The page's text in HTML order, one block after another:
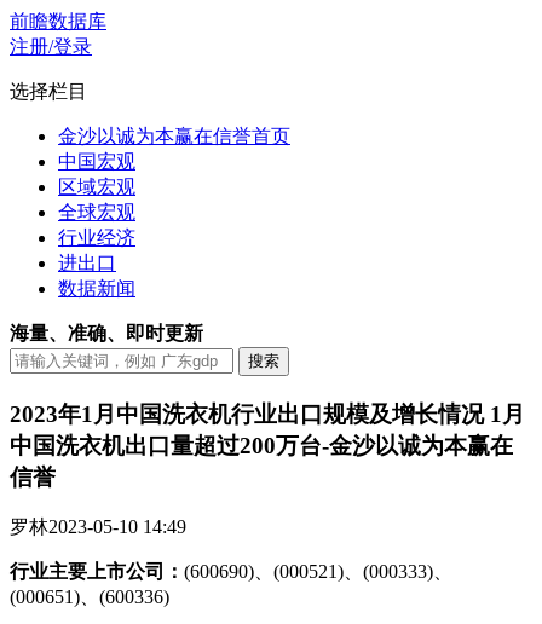
前瞻数据库
注册/登录
选择栏目
金沙以诚为本赢在信誉首页
中国宏观
区域宏观
全球宏观
行业经济
进出口
数据新闻
海量、准确、即时更新
2023年1月中国洗衣机行业出口规模及增长情况 1月
中国洗衣机出口量超过200万台-金沙以诚为本赢在
信誉
罗林2023-05-10 14:49
行业主要上市公司： (600690)、(000521)、(000333)、
(000651)、(600336)